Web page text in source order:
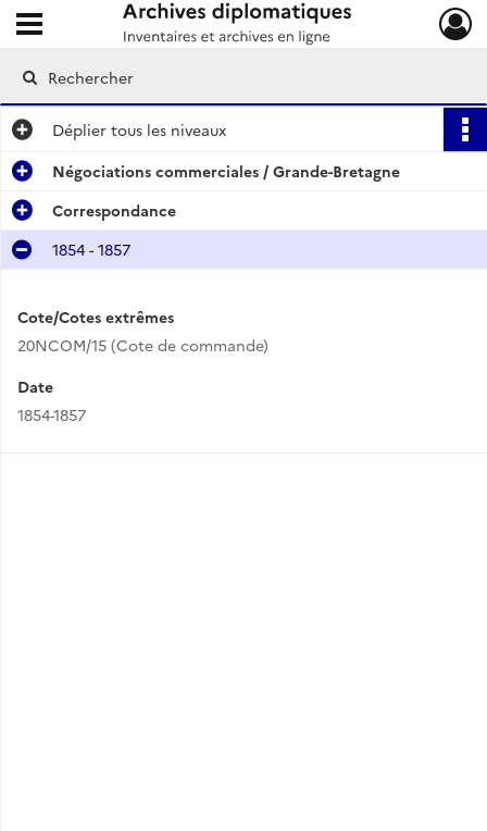
Archives diplomatiques
Ouvrir le menu déroulant
Déplier tous les niveaux
Négociations commerciales / Grande-Bretagne
Correspondance
1854 - 1857
Cote/Cotes extrêmes
20NCOM/15 (Cote de commande)
Date
1854-1857